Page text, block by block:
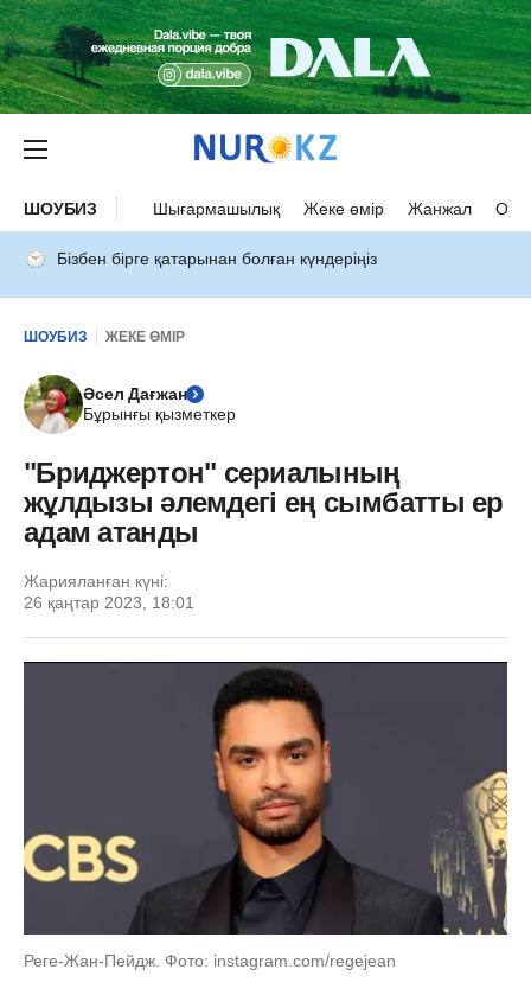
ШОУБИЗ Шығармашылық Жеке өмір Жанжал
Бізбен бірге қатарынан болған күндеріңіз
ШОУБИЗ ЖЕКЕ ӨМІР
Әсел Дағжан
Бұрынғы қызметкер
"Бриджертон" сериалының
жұлдызы әлемдегі ең сымбатты ер
адам атанды
Жарияланған күні:
26 қаңтар 2023, 18:01
Реге-Жан-Пейдж. Фото: instagram.com/regejean